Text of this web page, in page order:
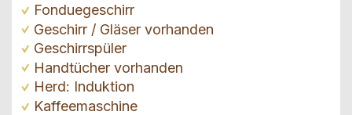
Fonduegeschirr
Geschirr / Gläser vorhanden
Geschirrspüler
Handtücher vorhanden
Herd: Induktion
Kaffeemaschine